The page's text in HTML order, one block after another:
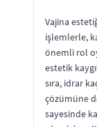
Vajina
işlemlerle,
önemli rol
estetik
sıra, idrar
çözümüne
sayesinde